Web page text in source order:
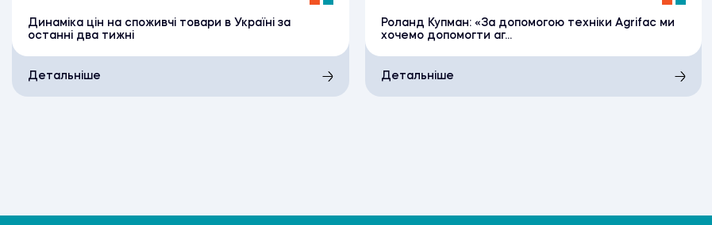
Динаміка цін на споживчі товари в Україні за
останні два тижні
Детальніше
Роланд Купман: «За допомогою техніки Agrifac ми
хочемо допомогти аг...
Детальніше